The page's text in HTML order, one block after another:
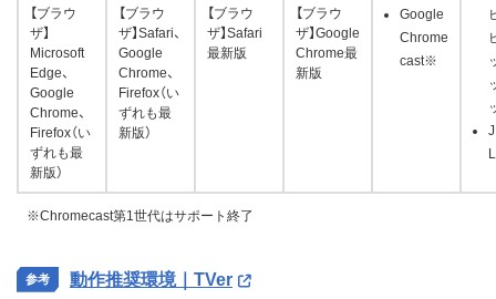
Google
Chrome
cast※
【ブラウ
ザ】
Microsoft
Edge、
Google
Chrome、
Firefox（い
ずれも最
新版）
【ブラウ
ザ】Safari、
Google
Chrome、
Firefox（い
ずれも最
新版）
【ブラウ
ザ】Safari
最新版
【ブラウ
ザ】Google
Chrome最
新版
※Chromecast第1世代はサポート終了
動作推奨環境｜TVer